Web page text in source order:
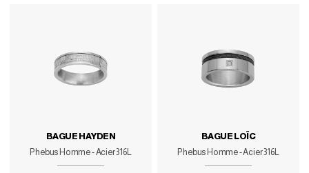
BAGUE HAYDEN
Phebus Homme - Acier 316L
BAGUE LOÏC
Phebus Homme - Acier 316L